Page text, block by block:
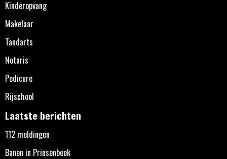
Kinderopvang
Makelaar
Tandarts
Notaris
Pedicure
Rijschool
Laatste berichten
112 meldingen
Banen in Prinsenbeek